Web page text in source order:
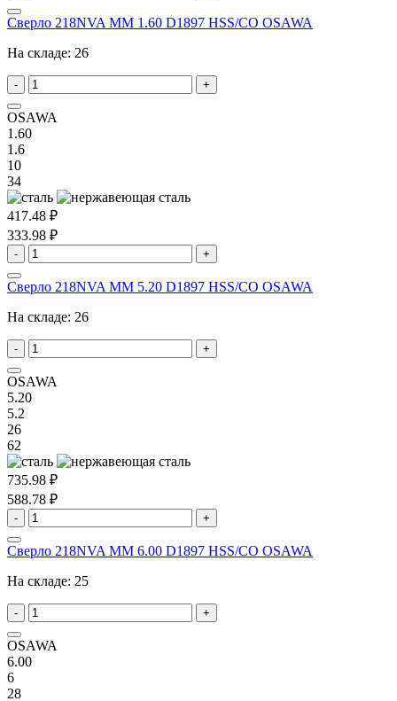
Сверло 218NVA MM 1.60 D1897 HSS/CO OSAWA
На складе: 26
- +
OSAWA
1.60
1.6
10
34
417.48 ₽
333.98 ₽
- +
Сверло 218NVA MM 5.20 D1897 HSS/CO OSAWA
На складе: 26
- +
OSAWA
5.20
5.2
26
62
735.98 ₽
588.78 ₽
- +
Сверло 218NVA MM 6.00 D1897 HSS/CO OSAWA
На складе: 25
- +
OSAWA
6.00
6
28